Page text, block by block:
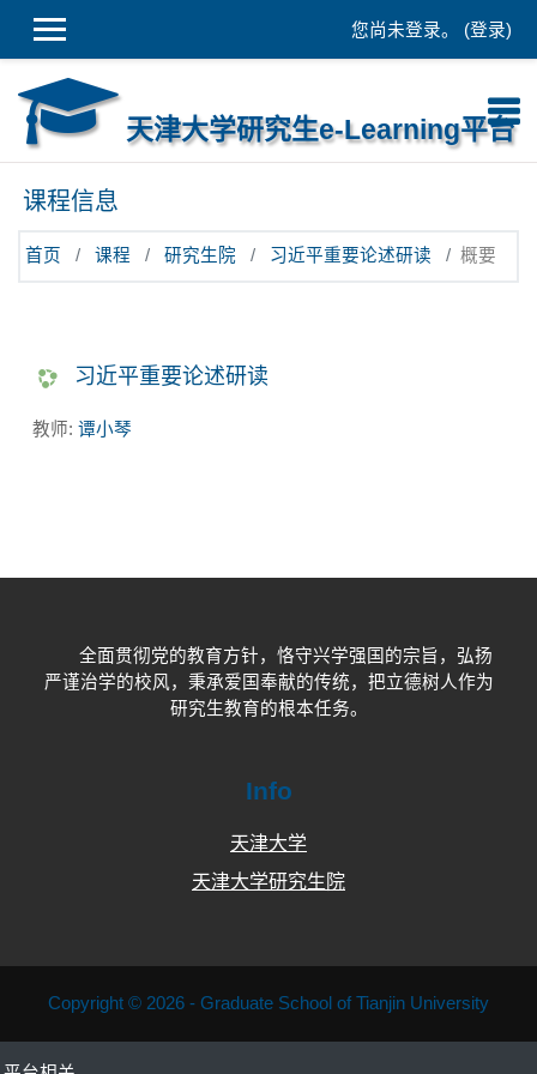
您尚未登录。 (登录)
天津大学研究生e-Learning平台
课程信息
首页 课程 研究生院 习近平重要论述研读 概要
习近平重要论述研读
教师: 谭小琴
全面贯彻党的教育方针，恪守兴学强国的宗旨，弘扬
严谨治学的校风，秉承爱国奉献的传统，把立德树人作为
研究生教育的根本任务。
Info
天津大学
天津大学研究生院
Copyright © 2026 - Graduate School of Tianjin University